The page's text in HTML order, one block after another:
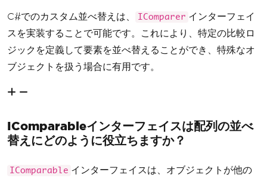
C#でのカスタム並べ替えは、 IComparer インターフェイ
スを実装することで可能です。これにより、特定の比較ロ
ジックを定義して要素を並べ替えることができ、特殊なオ
ブジェクトを扱う場合に有用です。
IComparableインターフェイスは配列の並べ
替えにどのように役立ちますか？
IComparable インターフェイスは、オブジェクトが他の